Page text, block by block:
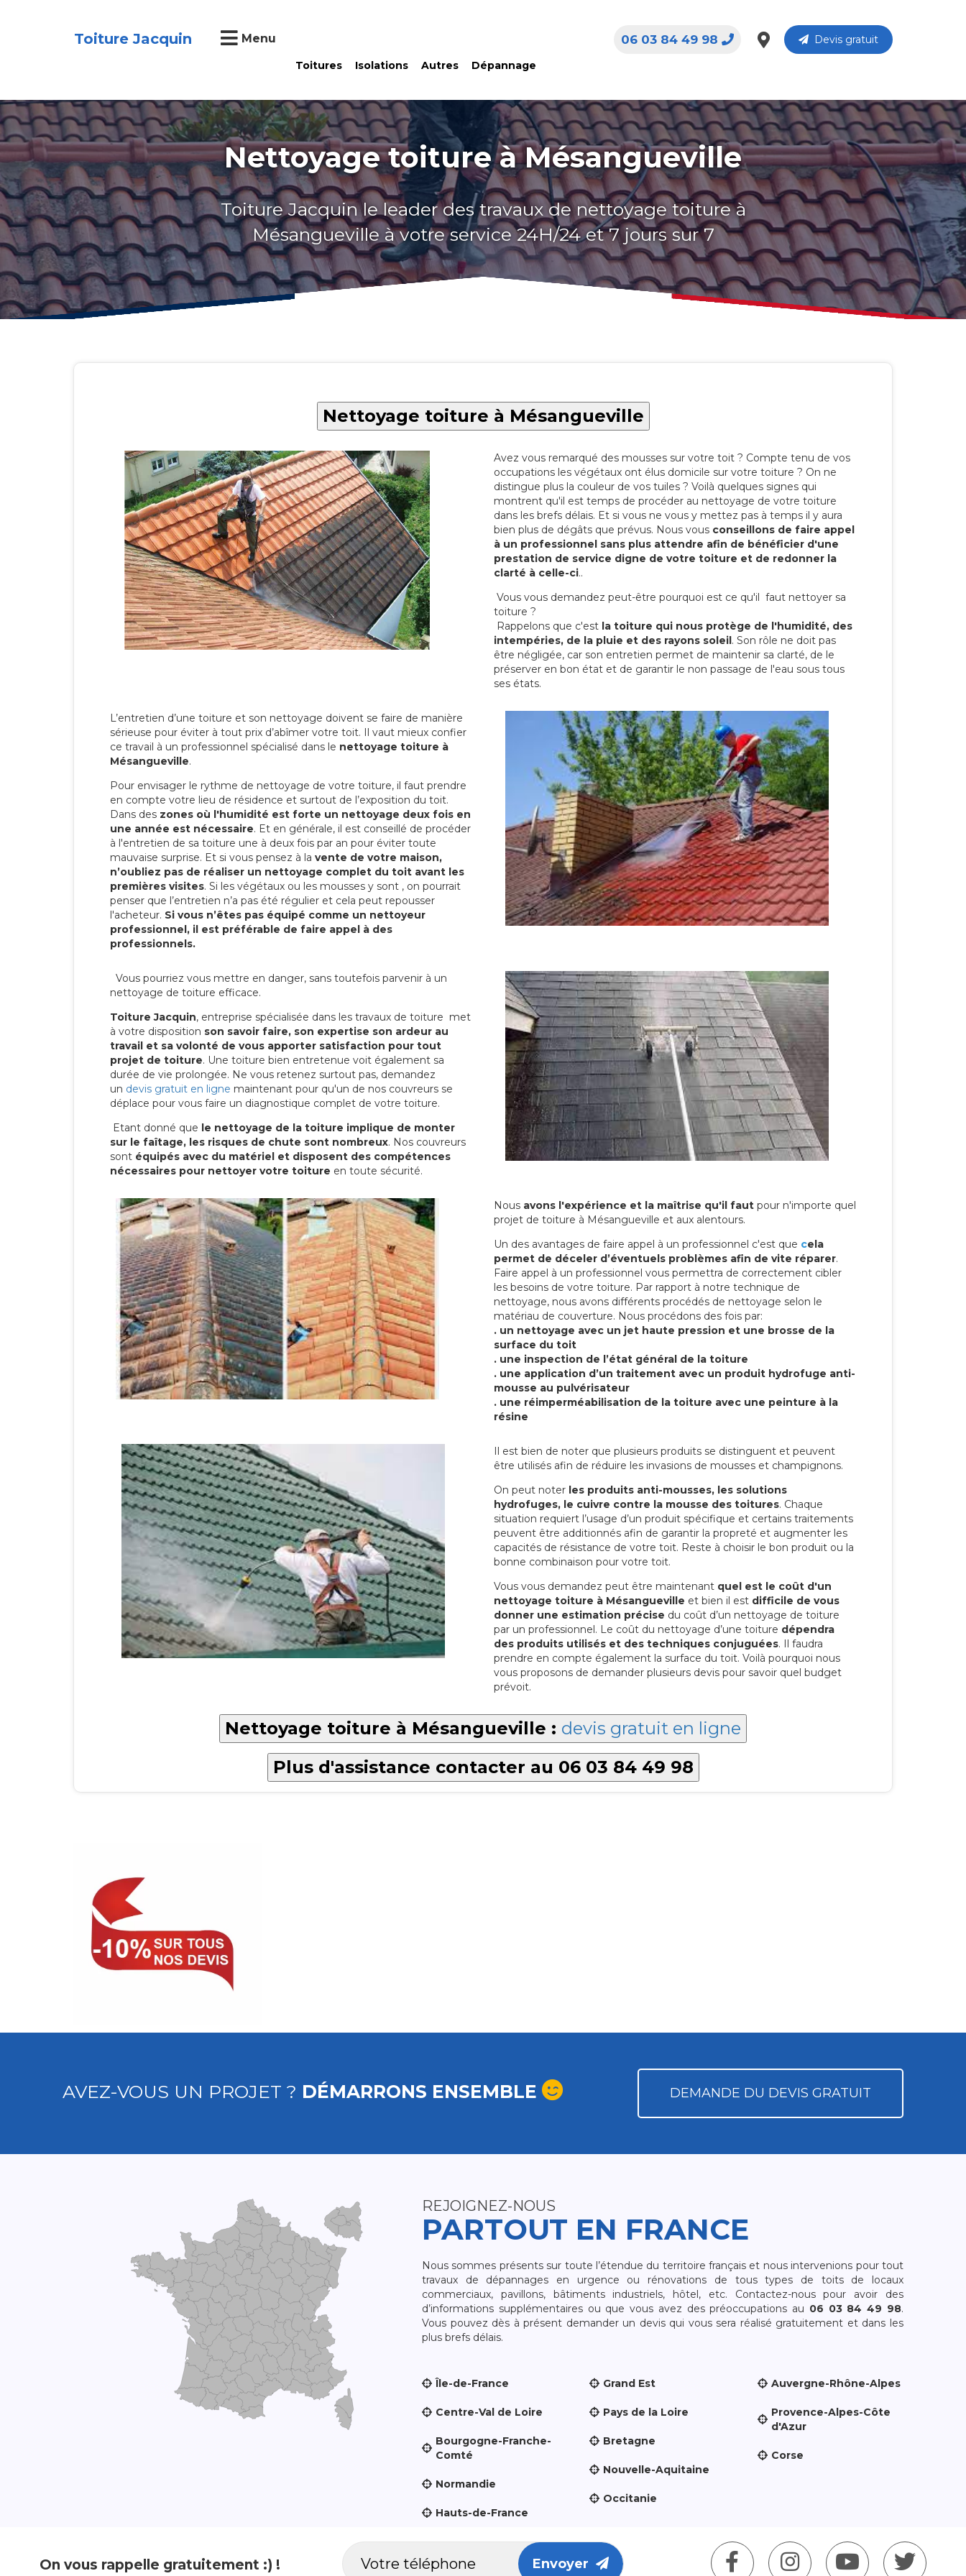
Toiture Jacquin Menu
Toitures Isolations Autres Dépannage
Devis gratuit
06 03 84 49 98
Nettoyage toiture à Mésangueville
Toiture Jacquin le leader des travaux de nettoyage toiture à
Mésangueville à votre service 24H/24 et 7 jours sur 7
Nettoyage toiture à Mésangueville
Avez vous remarqué des mousses sur votre toit ? Compte tenu de vos
occupations les végétaux ont élus domicile sur votre toiture ? On ne
distingue plus la couleur de vos tuiles ? Voilà quelques signes qui
montrent qu'il est temps de procéder au nettoyage de votre toiture
dans les brefs délais. Et si vous ne vous y mettez pas à temps il y aura
bien plus de dégâts que prévus. Nous vous conseillons de faire appel
à un professionnel sans plus attendre afin de bénéficier d'une
prestation de service digne de votre toiture et de redonner la
clarté à celle-ci..
Vous vous demandez peut-être pourquoi est ce qu'il faut nettoyer sa
toiture ?
Rappelons que c'est la toiture qui nous protège de l'humidité, des
intempéries, de la pluie et des rayons soleil. Son rôle ne doit pas
être négligée, car son entretien permet de maintenir sa clarté, de le
préserver en bon état et de garantir le non passage de l'eau sous tous
ses états.
L’entretien d’une toiture et son nettoyage doivent se faire de manière
sérieuse pour éviter à tout prix d’abîmer votre toit. Il vaut mieux confier
ce travail à un professionnel spécialisé dans le nettoyage toiture à
Mésangueville.
Pour envisager le rythme de nettoyage de votre toiture, il faut prendre
en compte votre lieu de résidence et surtout de l’exposition du toit.
Dans des zones où l'humidité est forte un nettoyage deux fois en
une année est nécessaire. Et en générale, il est conseillé de procéder
à l'entretien de sa toiture une à deux fois par an pour éviter toute
mauvaise surprise. Et si vous pensez à la vente de votre maison,
n’oubliez pas de réaliser un nettoyage complet du toit avant les
premières visites. Si les végétaux ou les mousses y sont , on pourrait
penser que l’entretien n’a pas été régulier et cela peut repousser
l'acheteur. Si vous n’êtes pas équipé comme un nettoyeur
professionnel, il est préférable de faire appel à des
professionnels.
Vous pourriez vous mettre en danger, sans toutefois parvenir à un
nettoyage de toiture efficace.
Toiture Jacquin, entreprise spécialisée dans les travaux de toiture met
à votre disposition son savoir faire, son expertise son ardeur au
travail et sa volonté de vous apporter satisfaction pour tout
projet de toiture. Une toiture bien entretenue voit également sa
durée de vie prolongée. Ne vous retenez surtout pas, demandez
un devis gratuit en ligne maintenant pour qu'un de nos couvreurs se
déplace pour vous faire un diagnostique complet de votre toiture.
Etant donné que le nettoyage de la toiture implique de monter
sur le faîtage, les risques de chute sont nombreux. Nos couvreurs
sont équipés avec du matériel et disposent des compétences
nécessaires pour nettoyer votre toiture en toute sécurité.
Nous avons l'expérience et la maîtrise qu'il faut pour n'importe quel
projet de toiture à Mésangueville et aux alentours.
Un des avantages de faire appel à un professionnel c'est que cela
permet de déceler d’éventuels problèmes afin de vite réparer.
Faire appel à un professionnel vous permettra de correctement cibler
les besoins de votre toiture. Par rapport à notre technique de
nettoyage, nous avons différents procédés de nettoyage selon le
matériau de couverture. Nous procédons des fois par:
. un nettoyage avec un jet haute pression et une brosse de la
surface du toit
. une inspection de l’état général de la toiture
. une application d’un traitement avec un produit hydrofuge anti-
mousse au pulvérisateur
. une réimperméabilisation de la toiture avec une peinture à la
résine
Il est bien de noter que plusieurs produits se distinguent et peuvent
être utilisés afin de réduire les invasions de mousses et champignons.
On peut noter les produits anti-mousses, les solutions
hydrofuges, le cuivre contre la mousse des toitures. Chaque
situation requiert l’usage d’un produit spécifique et certains traitements
peuvent être additionnés afin de garantir la propreté et augmenter les
capacités de résistance de votre toit. Reste à choisir le bon produit ou la
bonne combinaison pour votre toit.
Vous vous demandez peut être maintenant quel est le coût d'un
nettoyage toiture à Mésangueville et bien il est difficile de vous
donner une estimation précise du coût d’un nettoyage de toiture
par un professionnel. Le coût du nettoyage d’une toiture dépendra
des produits utilisés et des techniques conjuguées. Il faudra
prendre en compte également la surface du toit. Voilà pourquoi nous
vous proposons de demander plusieurs devis pour savoir quel budget
prévoit.
Nettoyage toiture à Mésangueville : devis gratuit en ligne
Plus d'assistance contacter au 06 03 84 49 98
AVEZ-VOUS UN PROJET ? DÉMARRONS ENSEMBLE DEMANDE DU DEVIS GRATUIT
REJOIGNEZ-NOUS
PARTOUT EN FRANCE
Nous sommes présents sur toute l’étendue du territoire français et nous intervenions pour tout
travaux de dépannages en urgence ou rénovations de tous types de toits de locaux
commerciaux, pavillons, bâtiments industriels, hôtel, etc. Contactez-nous pour avoir des
d’informations supplémentaires ou que vous avez des préoccupations au 06 03 84 49 98.
Vous pouvez dès à présent demander un devis qui vous sera réalisé gratuitement et dans les
plus brefs délais.
Île-de-France
Centre-Val de Loire
Bourgogne-Franche-
Comté
Normandie
Hauts-de-France
Grand Est
Pays de la Loire
Bretagne
Nouvelle-Aquitaine
Occitanie
Auvergne-Rhône-Alpes
Provence-Alpes-Côte
d'Azur
Corse
On vous rappelle gratuitement :) ! Envoyer